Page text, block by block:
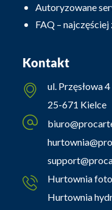
Autoryzowane
FAQ –
Kontakt
ul. Przęsłowa 4
25-671 Kielce
Hurtownia
Hurtownia